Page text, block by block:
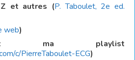
et autres (P. Taboulet, 2e ed.
web)
ma playlist
c/PierreTaboulet-ECG)